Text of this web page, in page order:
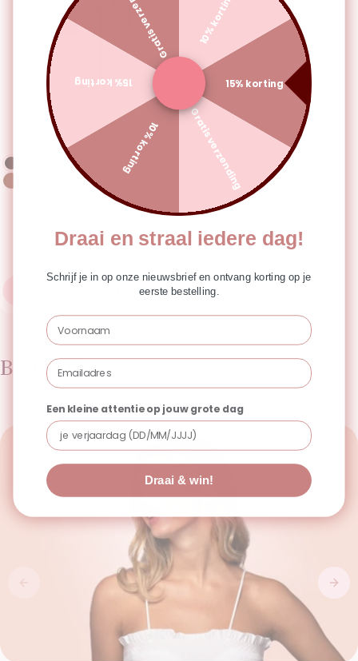
Waterproof Mascara - La
Résistance
Normale prijs
Beauty Blogs
10% korting
15% korting
Gratis verzending
10% korting
15% korting
Draai en straal iedere dag!
Schrijf je in op onze nieuwsbrief en ontvang korting op je
eerste bestelling.
Voornaam
Email
Een kleine attentie op jouw grote dag
Draai & win!